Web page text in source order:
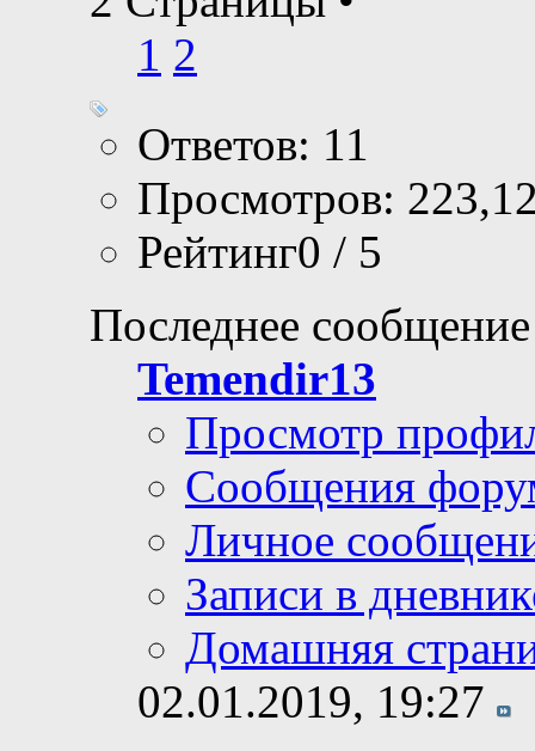
1 2
Ответов: 11
Просмотров:
Рейтинг0 / 5
Последнее
Temendir13
Просмотр
Сообщения
Личное
Записи в
Домашняя
02.01.2019, 19:27